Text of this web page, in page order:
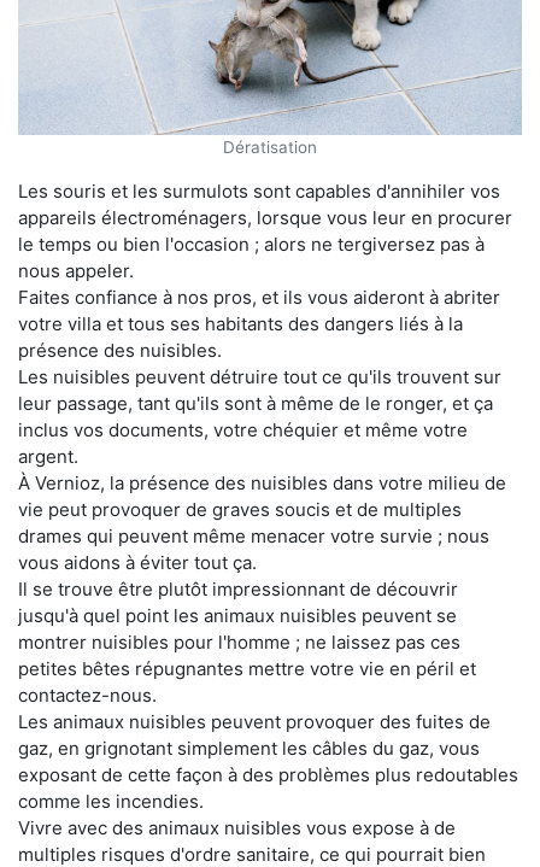
Dératisation
Les souris et les surmulots sont capables d'annihiler vos
appareils électroménagers, lorsque vous leur en procurer
le temps ou bien l'occasion ; alors ne tergiversez pas à
nous appeler.
Faites confiance à nos pros, et ils vous aideront à abriter
votre villa et tous ses habitants des dangers liés à la
présence des nuisibles.
Les nuisibles peuvent détruire tout ce qu'ils trouvent sur
leur passage, tant qu'ils sont à même de le ronger, et ça
inclus vos documents, votre chéquier et même votre
argent.
À Vernioz, la présence des nuisibles dans votre milieu de
vie peut provoquer de graves soucis et de multiples
drames qui peuvent même menacer votre survie ; nous
vous aidons à éviter tout ça.
Il se trouve être plutôt impressionnant de découvrir
jusqu'à quel point les animaux nuisibles peuvent se
montrer nuisibles pour l'homme ; ne laissez pas ces
petites bêtes répugnantes mettre votre vie en péril et
contactez-nous.
Les animaux nuisibles peuvent provoquer des fuites de
gaz, en grignotant simplement les câbles du gaz, vous
exposant de cette façon à des problèmes plus redoutables
comme les incendies.
Vivre avec des animaux nuisibles vous expose à de
multiples risques d'ordre sanitaire, ce qui pourrait bien